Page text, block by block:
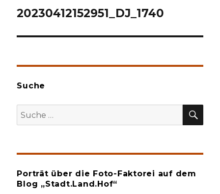
20230412152951_DJ_1740
Suche
Suche
nach:
Porträt über die Foto-Faktorei auf dem
Blog „Stadt.Land.Hof“